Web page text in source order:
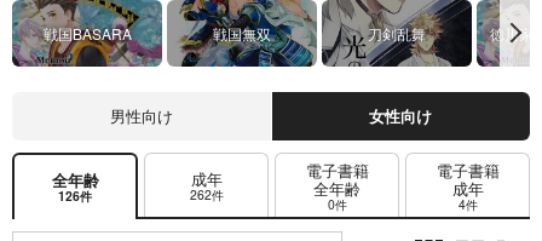
戦国BASARA 戦国無双 刀剣乱舞 徳川家
男性向け 女性向け
全年齢
126件
成年
262件
電子書籍
全年齢
0件
電子書籍
成年
4件